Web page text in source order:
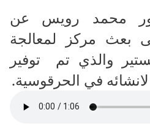
محمد رويس عن
بعث مركز لمعالجة
والذي تم
توفير
في الحرقوسية.